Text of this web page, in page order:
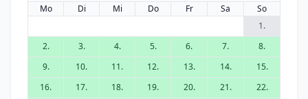
Mo Di Mi Do Fr Sa
So
1.
2.
3. 4. 5. 6. 7.
8.
9.
10. 11. 12. 13. 14.
15.
16.
17. 18. 19. 20. 21.
22.